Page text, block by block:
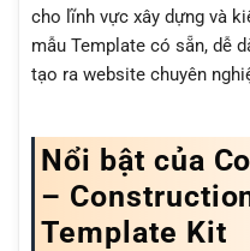
cho lĩnh vực xây dựng và
mẫu Template có sẵn, dễ
tạo ra website chuyên
Nổi bật của
–
Template Kit